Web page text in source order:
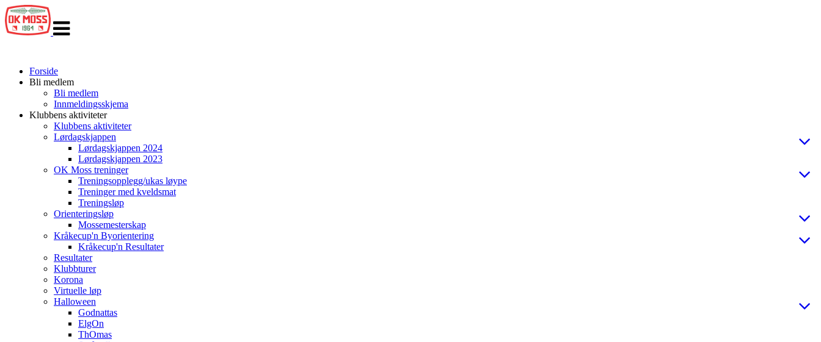
navigasjon
Forside
Bli medlem
Bli medlem
Innmeldingsskjema
Klubbens aktiviteter
Klubbens aktiviteter
Lørdagskjappen
Lørdagskjappen 2024
Lørdagskjappen 2023
OK Moss treninger
Treningsopplegg/ukas løype
Treninger med kveldsmat
Treningsløp
Orienteringsløp
Mossemesterskap
Kråkecup'n Byorientering
Kråkecup'n Resultater
Resultater
Klubbturer
Korona
Virtuelle løp
Halloween
Godnattas
ElgOn
ThOmas